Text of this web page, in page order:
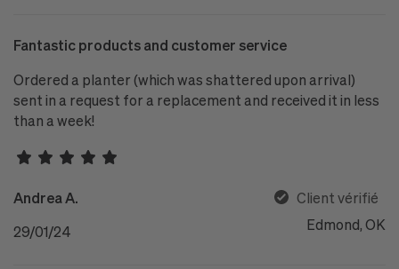
Fantastic products and customer service
Ordered a planter (which was shattered upon arrival)
sent in a request for a replacement and received it in less
than a week!
Andrea A.
Client vérifié
29/01/24
Edmond, OK